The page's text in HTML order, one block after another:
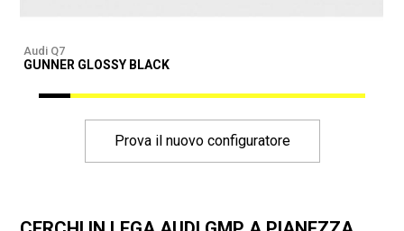
Audi Q7
GUNNER GLOSSY BLACK
Prova il nuovo configuratore